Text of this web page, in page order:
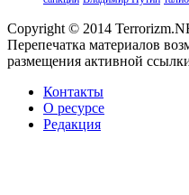
Copyright © 2014
Перепечатка материалов
размещения активной
Контакты
О ресурсе
Редакция